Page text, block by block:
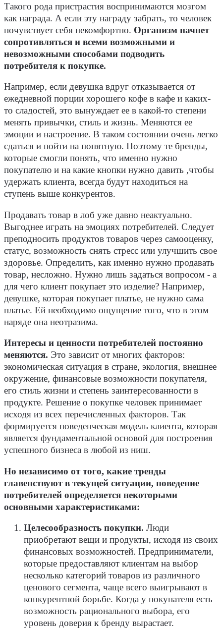
Такого рода пристрастия воспринимаются мозгом
как награда. А если эту награду забрать, то человек
почувствует себя некомфортно. Организм начнет
сопротивляться и всеми возможными и
невозможными способами подводить
потребителя к покупке.
Например, если девушка вдруг отказывается от
ежедневной порции хорошего кофе в кафе и каких-
то сладостей, это вынуждает ее в какой-то степени
менять привычки, стиль и жизнь. Меняются ее
эмоции и настроение. В таком состоянии очень легко
сдаться и пойти на попятную. Поэтому те бренды,
которые смогли понять, что именно нужно
покупателю и на какие кнопки нужно давить ,чтобы
удержать клиента, всегда будут находиться на
ступень выше конкурентов.
Продавать товар в лоб уже давно неактуально.
Выгоднее играть на эмоциях потребителей. Следует
преподносить продуктов товаров через самооценку,
статус, возможность снять стресс или улучшить свое
здоровье. Определить, как именно нужно продавать
товар, несложно. Нужно лишь задаться вопросом - а
для чего клиент покупает это изделие? Например,
девушке, которая покупает платье, не нужно сама
платье. Ей необходимо ощущение того, что в этом
наряде она неотразима.
Интересы и ценности потребителей постоянно
меняются. Это зависит от многих факторов:
экономическая ситуация в стране, экология, внешнее
окружение, финансовые возможности покупателя,
его стиль жизни и степень заинтересованности в
продукте. Решение о покупке человек принимает
исходя из всех перечисленных факторов. Так
формируется поведенческая модель клиента, которая
является фундаментальной основой для построения
успешного бизнеса в любой из ниш.
Но независимо от того, какие тренды
главенствуют в текущей ситуации, поведение
потребителей определяется некоторыми
основными характеристиками:
Целесообразность покупки. Люди
приобретают вещи и продукты, исходя из своих
финансовых возможностей. Предприниматели,
которые предоставляют клиентам на выбор
несколько категорий товаров из различного
ценового сегмента, чаще всего выигрывают в
конкурентной борьбе. Когда у покупателя есть
возможность рационального выбора, его
уровень доверия к бренду вырастает.